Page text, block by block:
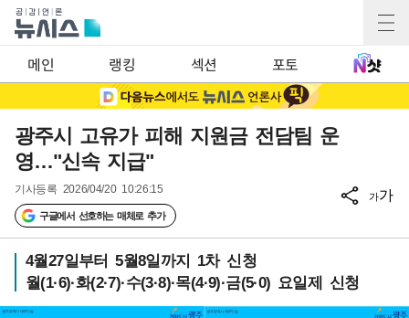
메인 랭킹 섹션 포토
광주시 고유가 피해 지원금 전담팀 운
영…"신속 지급"
기사등록 2026/04/20 10:26:15
구글에서 선호하는 매체로 추가
가가
4월27일부터 5월8일까지 1차 신청
월(1·6)·화(2·7)·수(3·8)·목(4·9)·금(5·0) 요일제 신청